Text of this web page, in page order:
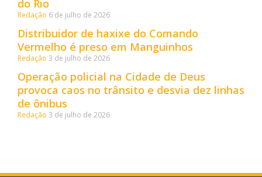
do Rio
Redação 6 de julho de 2026
Distribuidor de haxixe do Comando
Vermelho é preso em Manguinhos
Redação 3 de julho de 2026
Operação policial na Cidade de Deus
provoca caos no trânsito e desvia dez linhas
de ônibus
Redação 3 de julho de 2026